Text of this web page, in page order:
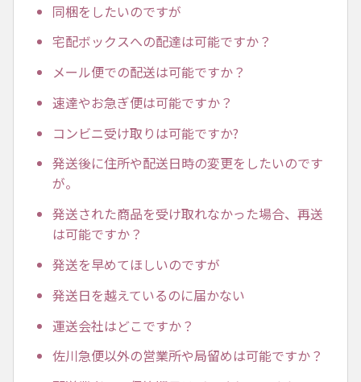
同梱をしたいのですが
宅配ボックスへの配達は可能ですか？
メール便での配送は可能ですか？
速達やお急ぎ便は可能ですか？
コンビニ受け取りは可能ですか?
発送後に住所や配送日時の変更をしたいのです
が。
発送された商品を受け取れなかった場合、再送
は可能ですか？
発送を早めてほしいのですが
発送日を越えているのに届かない
運送会社はどこですか？
佐川急便以外の営業所や局留めは可能ですか？